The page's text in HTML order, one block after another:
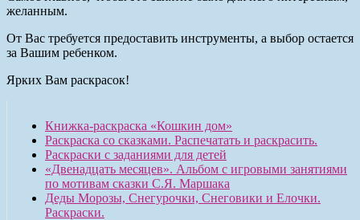
желанным.
От Вас требуется предоставить инструменты, а выбор остается
за Вашим ребенком.
Ярких Вам раскрасок!
Книжка-раскраска «Кошкин дом»
Раскраска со сказками. Распечатать и раскрасить.
Раскраски с заданиями для детей
«Двенадцать месяцев». Альбом с игровыми занятиями
по мотивам сказки С.Я. Маршака
Деды Морозы, Снегурочки, Снеговики и Елочки.
Раскраски.